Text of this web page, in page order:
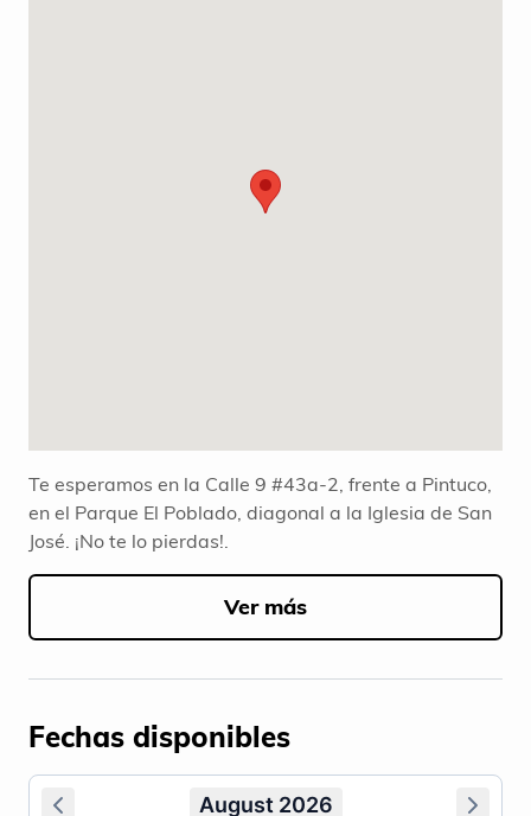
Te esperamos en la Calle 9 #43a-2, frente a Pintuco,
en el Parque El Poblado, diagonal a la Iglesia de San
José. ¡No te lo pierdas!.
Ver más
Fechas disponibles
August 2026